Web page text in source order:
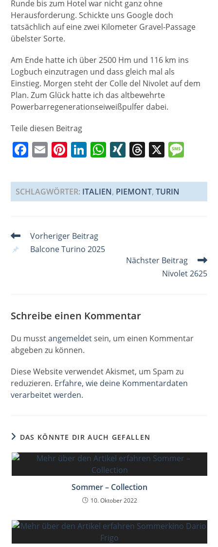
Runde bis zum Hotel war nicht ganz ohne
Herausforderung. Schickte uns Google doch
tatsächlich auf eine zwei Kilometer Gravel-Passage
übelster Sorte.
Am Ende hatte ich über 2500 Hm und 116 km ins
Logbuch einzutragen und dass gleich mal als
Einstieg. Morgen steht der Colle del Nivolet auf dem
Plan. Zum Glück hatte ich das altbewehrte
Powerbarregenerationseiweißpulfer dabei.
Teile diesen Beitrag
F
c
e
o
o
k
E
ai
l
Pi
er
e
Li
k
e
W
at
s
XI
G
T
re
a
X
ss
a
SCHLAGWÖRTER: ITALIEN, PIEMONT, TURIN
Weitere
Artikel
ansehen
Vorheriger Beitrag
Balcone Turino 2025
Nächster Beitrag
Nivolet 2625
Schreibe einen Kommentar
Du musstangemeldetsein, um einen Kommentar
abgeben zu können.
Diese Website verwendet Akismet, um Spam zu
reduzieren. Erfahre, wie deine Kommentardaten
verarbeitet werden.
DAS KÖNNTE DIR AUCH GEFALLEN
Sommer – Collection
10. Oktober 2022